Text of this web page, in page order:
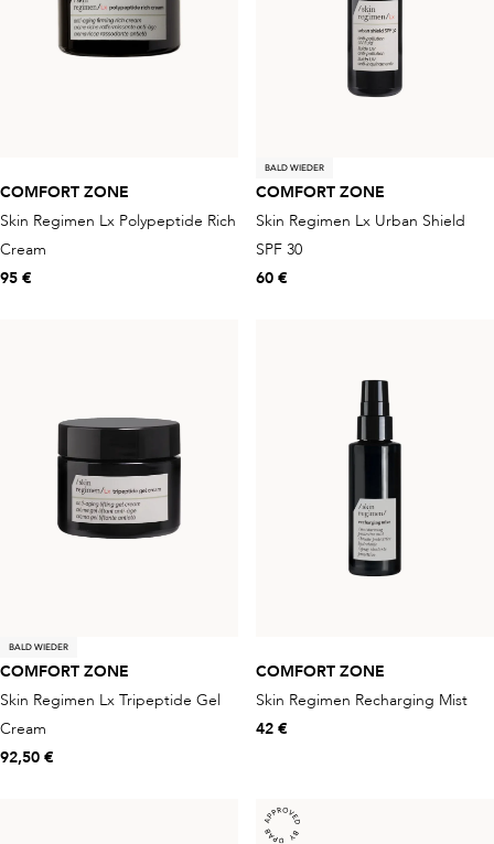
COMFORT ZONE
Skin Regimen Lx Polypeptide Rich
Cream
95 €
BALD WIEDER
COMFORT ZONE
Skin Regimen Lx Urban Shield
SPF 30
60 €
BALD WIEDER
COMFORT ZONE
Skin Regimen Lx Tripeptide Gel
Cream
92,50 €
COMFORT ZONE
Skin Regimen Recharging Mist
42 €